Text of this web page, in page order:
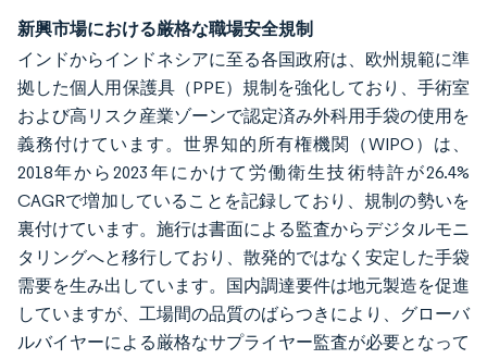
新興市場における厳格な職場安全規制
インドからインドネシアに至る各国政府は、欧州規範に準
拠した個人用保護具（PPE）規制を強化しており、手術室
および高リスク産業ゾーンで認定済み外科用手袋の使用を
義務付けています。世界知的所有権機関（WIPO）は、
2018年から2023年にかけて労働衛生技術特許が26.4%
CAGRで増加していることを記録しており、規制の勢いを
裏付けています。施行は書面による監査からデジタルモニ
タリングへと移行しており、散発的ではなく安定した手袋
需要を生み出しています。国内調達要件は地元製造を促進
していますが、工場間の品質のばらつきにより、グローバ
ルバイヤーによる厳格なサプライヤー監査が必要となって